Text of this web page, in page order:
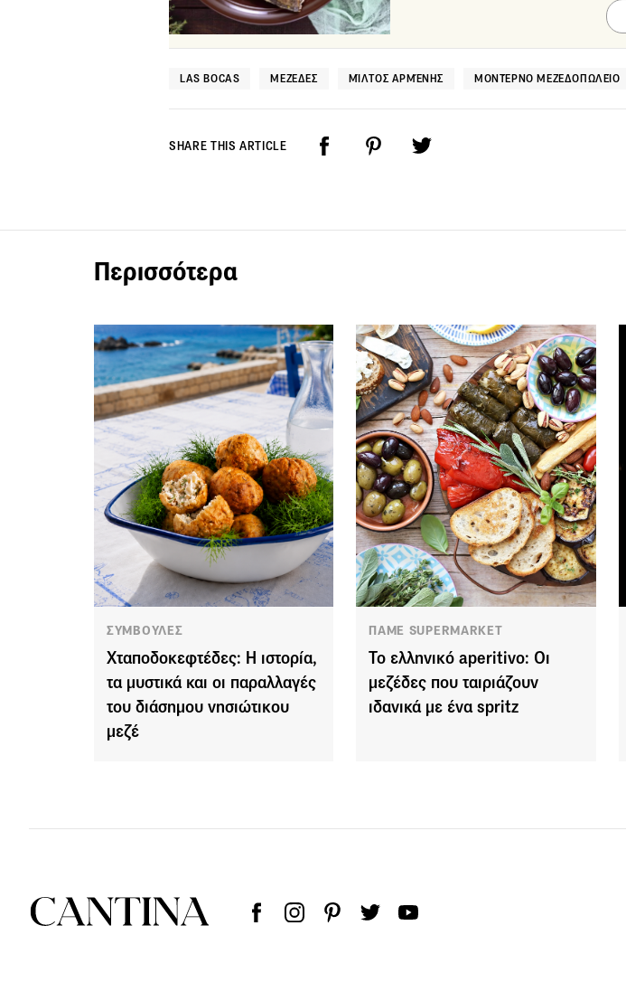
LAS BOCAS ΜΕΖΈΔΕΣ ΜΊΛΤΟΣ ΑΡΜΈΝΗΣ ΜΟΝΤΈΡΝΟ ΜΕΖΕΔΟΠΩΛΕΊΟ
SHARE THIS ARTICLE
Περισσότερα
ΣΥΜΒΟΥΛΕΣ
Χταποδοκεφτέδες: Η ιστορία,
τα μυστικά και οι παραλλαγές
του διάσημου νησιώτικου
μεζέ
ΠΑΜΕ SUPERMARKET
Το ελληνικό aperitivo: Οι
μεζέδες που ταιριάζουν
ιδανικά με ένα spritz